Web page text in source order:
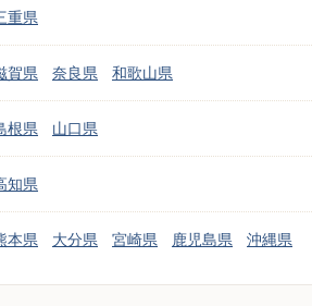
重県
賀県 奈良県 和歌山県
根県 山口県
知県
本県 大分県 宮崎県 鹿児島県 沖縄県